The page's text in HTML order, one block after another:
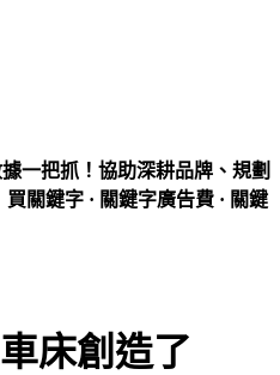
一把抓！協助深耕品牌、規劃
關鍵字 · 關鍵字廣告費 · 關鍵
床創造了